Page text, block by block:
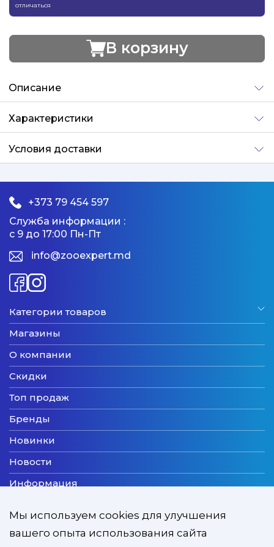
отличаться
В корзину
Описание
Характеристики
Условия доставки
+373 79 454 597
Служба информации :
с 9 до 17:00 Пн-Пт
info@zooexpert.md
Категории товаров
Магазины
О компании
Скидки
Топ продаж
Бренды
Новинки
Новости
Информация
Мы используем cookies для улучшения
вашего опыта использования сайта